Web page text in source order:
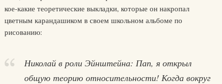
кое-какие теоретические выкладки, которые он накропал
цветным карандашиком в своем школьном альбоме по
рисованию:
Николай в роли Эйнштейна: Пап, я открыл
общую теорию относительности! Когда вокруг